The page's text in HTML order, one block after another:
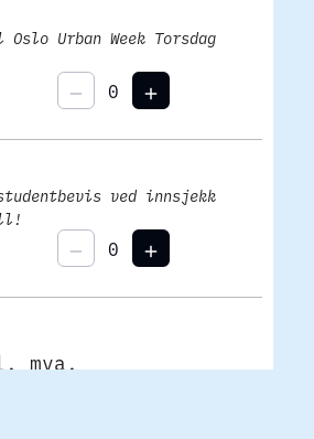
Urban Week Torsdag
ved innsjekk
mva.